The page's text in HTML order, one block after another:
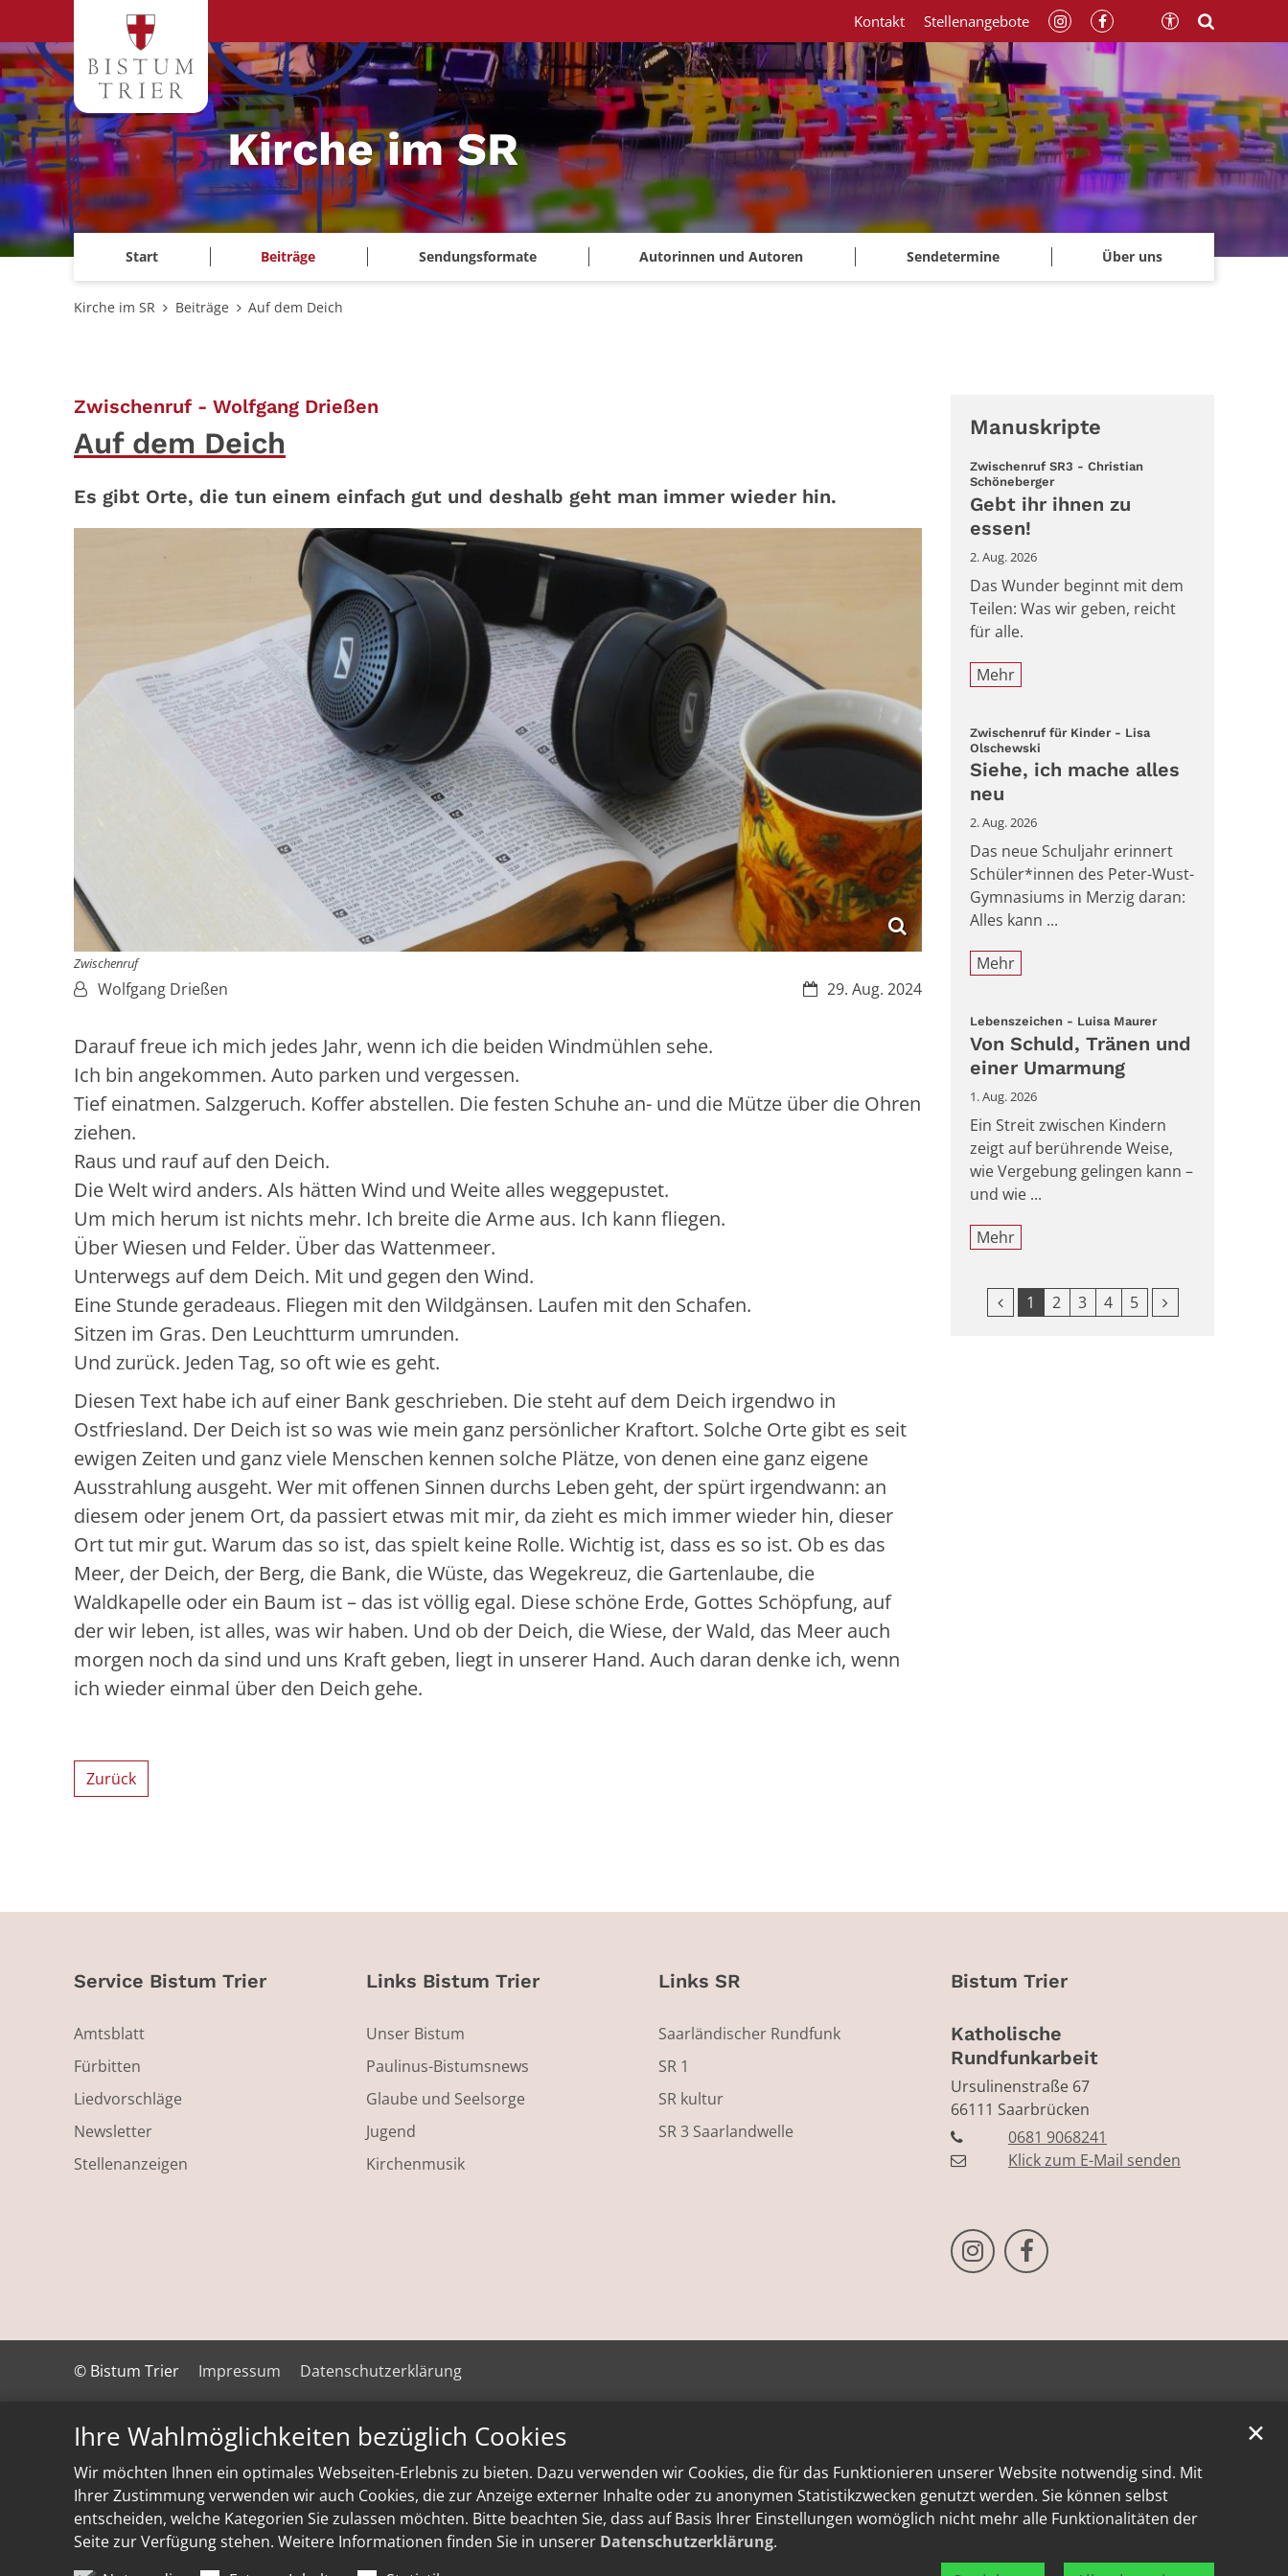
Ihre Wahlmöglichkeiten bezüglich Cookies
Wir möchten Ihnen ein optimales Webseiten-Erlebnis zu bieten. Dazu verwenden wir Cookies, die für das Funktionieren unserer Website notwendig sind. Mit
Ihrer Zustimmung verwenden wir auch Cookies, die zur Anzeige externer Inhalte oder zu anonymen Statistikzwecken genutzt werden. Sie können selbst
entscheiden, welche Kategorien Sie zulassen möchten. Bitte beachten Sie, dass auf Basis Ihrer Einstellungen womöglich nicht mehr alle Funktionalitäten der
Seite zur Verfügung stehen. Weitere Informationen finden Sie in unserer Datenschutzerklärung.
✕
Zum Inhalt springen
Kirche im SR
Start Beiträge Sendungsformate Autorinnen und Autoren Sendetermine Über uns
Kontakt Stellenangebote
Kirche im SR Beiträge Auf dem Deich
Zwischenruf - Wolfgang Drießen
Auf dem Deich
Es gibt Orte, die tun einem einfach gut und deshalb geht man immer wieder hin.
Zwischenruf
Datum:
29. Aug. 2024
Von:Wolfgang Drießen
Darauf freue ich mich jedes Jahr, wenn ich die beiden Windmühlen sehe.
Ich bin angekommen. Auto parken und vergessen.
Tief einatmen. Salzgeruch. Koffer abstellen. Die festen Schuhe an- und die Mütze über die Ohren
ziehen.
Raus und rauf auf den Deich.
Die Welt wird anders. Als hätten Wind und Weite alles weggepustet.
Um mich herum ist nichts mehr. Ich breite die Arme aus. Ich kann fliegen.
Über Wiesen und Felder. Über das Wattenmeer.
Unterwegs auf dem Deich. Mit und gegen den Wind.
Eine Stunde geradeaus. Fliegen mit den Wildgänsen. Laufen mit den Schafen.
Sitzen im Gras. Den Leuchtturm umrunden.
Und zurück. Jeden Tag, so oft wie es geht.
Diesen Text habe ich auf einer Bank geschrieben. Die steht auf dem Deich irgendwo in
Ostfriesland. Der Deich ist so was wie mein ganz persönlicher Kraftort. Solche Orte gibt es seit
ewigen Zeiten und ganz viele Menschen kennen solche Plätze, von denen eine ganz eigene
Ausstrahlung ausgeht. Wer mit offenen Sinnen durchs Leben geht, der spürt irgendwann: an
diesem oder jenem Ort, da passiert etwas mit mir, da zieht es mich immer wieder hin, dieser
Ort tut mir gut. Warum das so ist, das spielt keine Rolle. Wichtig ist, dass es so ist. Ob es das
Meer, der Deich, der Berg, die Bank, die Wüste, das Wegekreuz, die Gartenlaube, die
Waldkapelle oder ein Baum ist – das ist völlig egal. Diese schöne Erde, Gottes Schöpfung, auf
der wir leben, ist alles, was wir haben. Und ob der Deich, die Wiese, der Wald, das Meer auch
morgen noch da sind und uns Kraft geben, liegt in unserer Hand. Auch daran denke ich, wenn
ich wieder einmal über den Deich gehe.
Zurück
Manuskripte
Zwischenruf SR3 - Christian
Schöneberger:
Gebt ihr ihnen zu
essen!
2. Aug. 2026
Das Wunder beginnt mit dem
Teilen: Was wir geben, reicht
für alle.
Mehr
Zwischenruf für Kinder - Lisa
Olschewski
Siehe, ich mache alles
neu
2. Aug. 2026
Das neue Schuljahr erinnert
Schüler*innen des Peter-Wust-
Gymnasiums in Merzig daran:
Alles kann ...
Mehr
Lebenszeichen - Luisa Maurer:
Von Schuld, Tränen und
einer Umarmung
1. Aug. 2026
Ein Streit zwischen Kindern
zeigt auf berührende Weise,
wie Vergebung gelingen kann –
und wie ...
Mehr
Vorherige Seite
1 2 3 4 5 Nächste Seite
Service Bistum Trier
Amtsblatt
Fürbitten
Liedvorschläge
Newsletter
Stellenanzeigen
Links Bistum Trier
Unser Bistum
Paulinus-Bistumsnews
Glaube und Seelsorge
Jugend
Kirchenmusik
Links SR
Saarländischer Rundfunk
SR 1
SR kultur
SR 3 Saarlandwelle
Bistum Trier
Katholische
Rundfunkarbeit
Ursulinenstraße 67
66111 Saarbrücken
0681 9068241
Klick zum E-Mail senden
Bistum Trier auf Instragram
Bistum Trier auf Facebook
© Bistum Trier Impressum Datenschutzerklärung